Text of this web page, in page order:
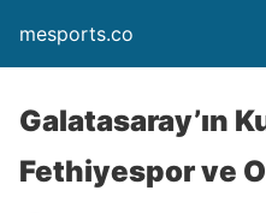
mesports.co
Galatasaray’ın
Fethiyespor ve